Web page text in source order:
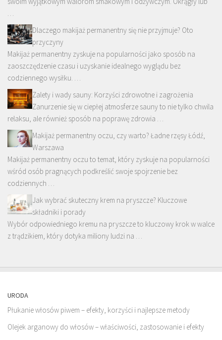
…
Dlaczego makijaż permanentny się nie przyjmuje? Oto
przyczyny
Makijaż permanentny zyskuje na popularności jako sposób na
zaoszczędzenie czasu i uzyskanie idealnego wyglądu bez
codziennego wysiłku. …
Zalety i wady sauny: Korzyści zdrowotne i zagrożenia
Zanurzenie się w ciepłej atmosferze sauny to nie tylko chwila
relaksu, ale również sposób na poprawę zdrowia …
Makijaż permanentny oczu, czy warto? Ładne rzęsy Łódź,
Warszawa
Makijaż permanentny oczu to temat, który zyskuje na popularności
wśród osób pragnących podkreślić swoje spojrzenie bez
codziennych …
Jak wybrać skuteczny krem na pryszcze? Kluczowe
składniki i porady
Wybór odpowiedniego kremu na pryszcze to kluczowy krok w walce
z trądzikiem, który dotyka miliony ludzi na …
URODA
Płukanie włosów piwem – efekty, korzyści i najlepsze metody
Olejek arganowy do włosów – właściwości, zastosowanie i efekty